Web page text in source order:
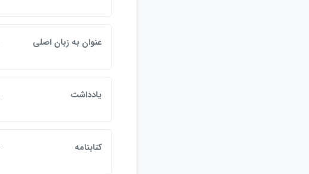
عنوان به زبان اصلي
يادداشت
کتابنامه